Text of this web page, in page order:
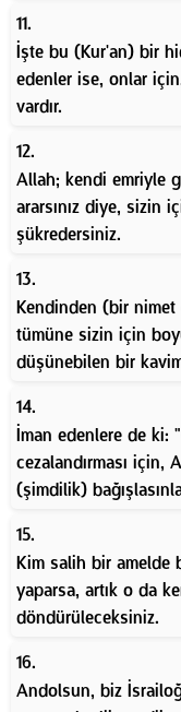
11.
İşte bu (Kur'an) bir
edenler ise, onlar
vardır.
12.
Allah; kendi emriyle
ararsınız diye, sizin
şükredersiniz.
13.
Kendinden (bir nimet
tümüne sizin için
düşünebilen bir
14.
İman edenlere de ki:
cezalandırması için,
(şimdilik)
15.
Kim salih bir amelde
yaparsa, artık o da
döndürüleceksiniz.
16.
Andolsun, biz